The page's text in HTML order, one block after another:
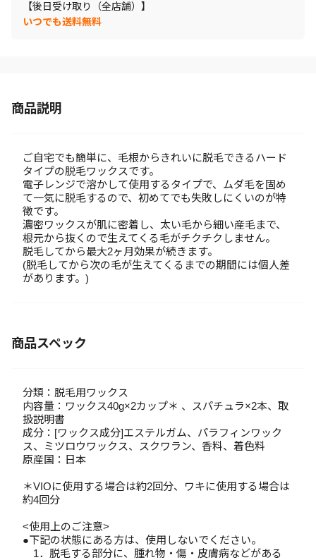
【後日受け取り（全店舗）】
いつでも送料無料
商品説明
ご自宅でも簡単に、毛根からきれいに脱毛できるハード
タイプの脱毛ワックスです。
電子レンジで溶かして使用するタイプで、ムダ毛を固め
て一気に脱毛するので、初めてでも失敗しにくいのが特
徴です。
濃密ワックスが肌に密着し、太い毛から細い産毛まで、
根元から抜くので生えてくる毛がチクチクしません。
脱毛してから最大2ヶ月効果が続きます。
(脱毛してから次の毛が生えてくるまでの期間には個人差
があります。)
商品スペック
分類：脱毛用ワックス
内容量：ワックス40g×2カップ＊ 、スパチュラ×2本、取
扱説明書
成分：[ワックス成分]エステルガム、パラフィンワック
ス、ミツロウワックス、スクワラン、香料、着色料
原産国：日本
＊VIOに使用する場合は約2回分、ワキに使用する場合は
約4回分
<使用上のご注意>
●下記の状態にある方は、使用しないでください。
1．脱毛する部分に、腫れ物・傷・皮膚病などがある